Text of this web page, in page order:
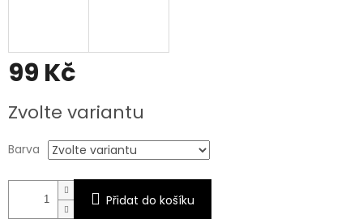
99 Kč
cena:
Zvolte variantu
Barva
Přidat do košíku